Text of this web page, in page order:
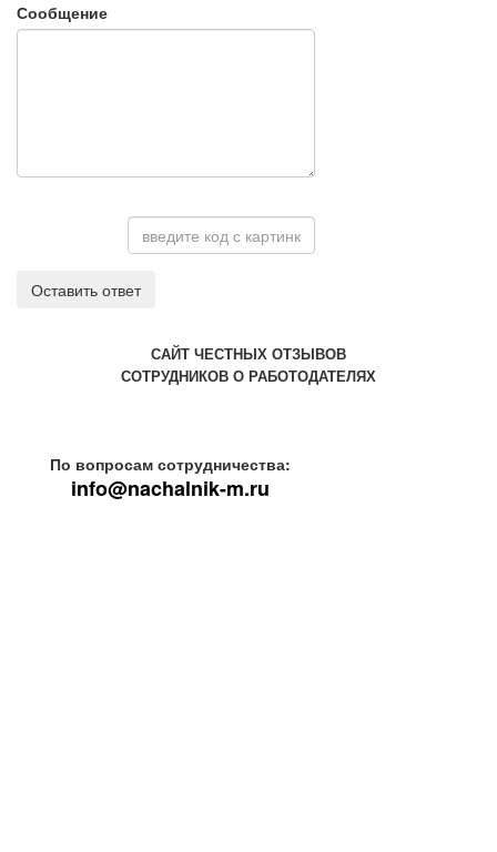
Сообщение
Оставить ответ
САЙТ ЧЕСТНЫХ ОТЗЫВОВ
СОТРУДНИКОВ О РАБОТОДАТЕЛЯХ
По вопросам сотрудничества:
info@nachalnik-m.ru